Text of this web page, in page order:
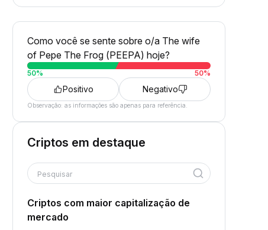
Como você se sente sobre o/a The wife
of Pepe The Frog (PEEPA) hoje?
50% 50%
Positivo Negativo
Observação: as informações são apenas para referência.
Criptos em destaque
Pesquisar
Criptos com maior capitalização de
mercado